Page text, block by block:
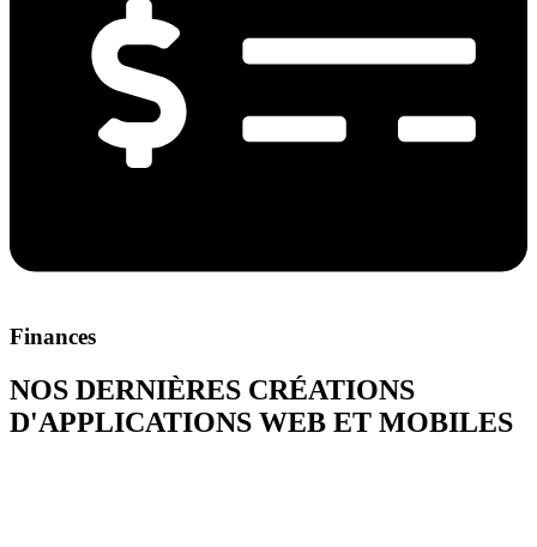
Finances
NOS DERNIÈRES CRÉATIONS
D'APPLICATIONS WEB ET MOBILES